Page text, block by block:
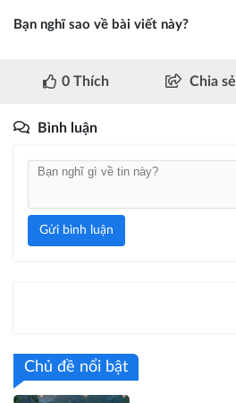
Bạn nghĩ sao về bài viết này?
0 Thích Chia sẻ
Bình luận
Gửi bình luận
Chủ đề nổi bật